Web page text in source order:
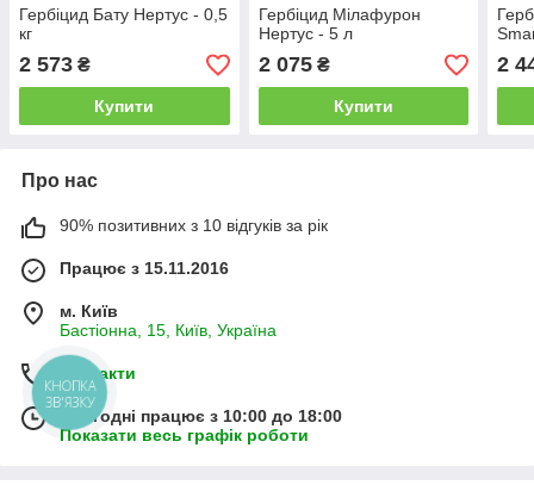
Гербіцид Бату Нертус - 0,5
кг
2 573 ₴
Купити
Гербіцид Мілафурон
Нертус - 5 л
2 075₴
Купити
2
Про нас
90% позитивних з 10 відгуків за рік
Працює з 15.11.2016
м. Київ
Бастіонна, 15, Київ, Україна
Контакти
Сьогодні працює з 10:00 до 18:00
Показати весь графік роботи
КНОПКА
ЗВ'ЯЗКУ